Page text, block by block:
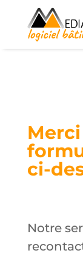
ci-
Notre